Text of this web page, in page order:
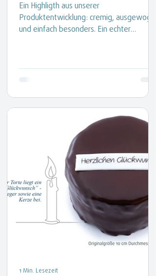
Ein Highligth aus unserer
Produktentwicklung: cremig, ausgewogen
und einfach besonders. Ein echter
1 Min. Lesezeit